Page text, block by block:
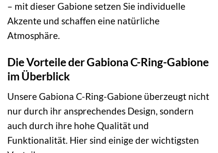
– mit dieser Gabione setzen Sie individuelle
Akzente und schaffen eine natürliche
Atmosphäre.
Die Vorteile der Gabiona C-Ring-Gabione
im Überblick
Unsere Gabiona C-Ring-Gabione überzeugt nicht
nur durch ihr ansprechendes Design, sondern
auch durch ihre hohe Qualität und
Funktionalität. Hier sind einige der wichtigsten